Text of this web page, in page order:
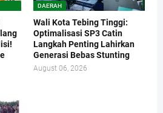
DAERAH
Wali Kota Tebing Tinggi:
Optimalisasi SP3 Catin
Langkah Penting Lahirkan
Generasi Bebas Stunting
August 06, 2026